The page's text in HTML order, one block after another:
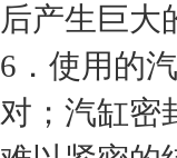
后产生巨大
6．使用的
对；汽缸密